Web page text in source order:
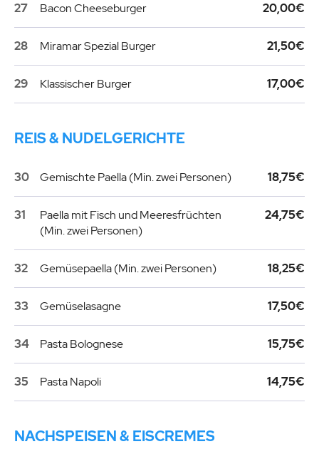
27 Bacon Cheeseburger 20,00€
28 Miramar Spezial Burger 21,50€
29 Klassischer Burger 17,00€
REIS & NUDELGERICHTE
30 Gemischte Paella (Min. zwei Personen) 18,75€
31
Paella mit Fisch und Meeresfrüchten
(Min. zwei Personen)
24,75€
32 Gemüsepaella (Min. zwei Personen) 18,25€
33 Gemüselasagne 17,50€
34 Pasta Bolognese 15,75€
35 Pasta Napoli 14,75€
NACHSPEISEN & EISCREMES